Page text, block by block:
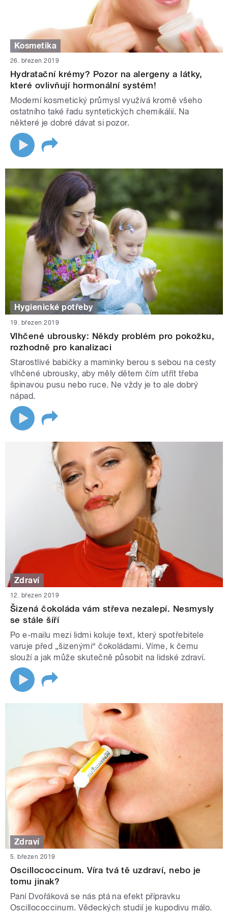
Kosmetika
26. březen 2019
Hydratační krémy? Pozor na alergeny a látky,
které ovlivňují hormonální systém!
Moderní kosmetický průmysl využívá kromě všeho
ostatního také řadu syntetických chemikálií. Na
některé je dobré dávat si pozor.
Hygienické potřeby
19. březen 2019
Vlhčené ubrousky: Někdy problém pro pokožku,
rozhodně pro kanalizaci
Starostlivé babičky a maminky berou s sebou na cesty
vlhčené ubrousky, aby měly dětem čím utřít třeba
špinavou pusu nebo ruce. Ne vždy je to ale dobrý
nápad.
Zdraví
12. březen 2019
Šizená čokoláda vám střeva nezalepí. Nesmysly
se stále šíří
Po e-mailu mezi lidmi koluje text, který spotřebitele
varuje před „šizenými“ čokoládami. Víme, k čemu
slouží a jak může skutečně působit na lidské zdraví.
Zdraví
5. březen 2019
Oscillococcinum. Víra tvá tě uzdraví, nebo je
tomu jinak?
Paní Dvořáková se nás ptá na efekt přípravku
Oscillococcinum. Vědeckých studií je kupodivu málo.